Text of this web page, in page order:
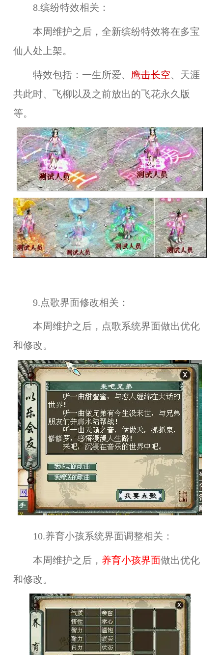
8.缤纷特效相关：
本周维护之后，全新缤纷特效将在多宝
仙人处上架。
特效包括： 一生所爱、 鹰击长空、天涯
共此时、飞柳以及之前放出的飞花永久版
等。
9.点歌界面修改相关：
本周维护之后， 点歌系统界面做出优化
和修改。
10.养育小孩系统界面调整相关：
本周维护之后， 养育小孩界面做出优化
和修改。